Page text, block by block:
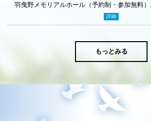
羽曳野メモリアルホール（予約制・参加無料
詳細
もっとみる